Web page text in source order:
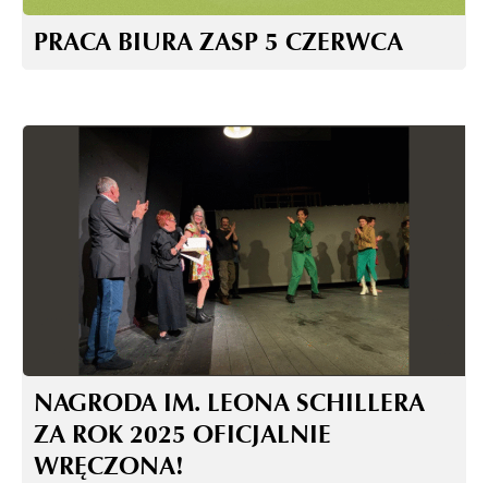
PRACA BIURA ZASP 5 CZERWCA
NAGRODA IM. LEONA SCHILLERA
ZA ROK 2025 OFICJALNIE
WRĘCZONA!